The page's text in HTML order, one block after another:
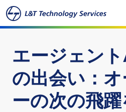
本文へスキップ
エージェン
の出会い：オ
ーの次の飛